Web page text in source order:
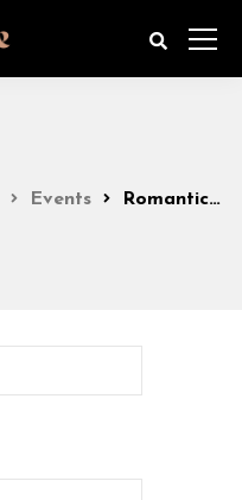
Events Romantic Look party 18:00h